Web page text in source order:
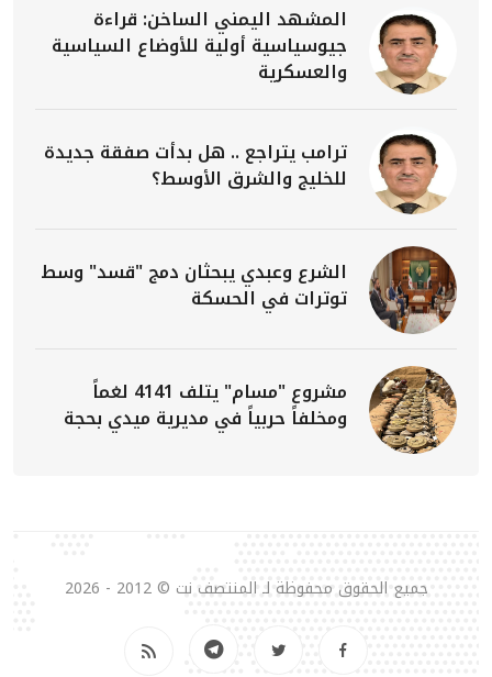
المشهد اليمني الساخن: قراءة
جيوسياسية أولية للأوضاع السياسية
والعسكرية
ترامب يتراجع .. هل بدأت صفقة جديدة
للخليج والشرق الأوسط؟
الشرع وعبدي يبحثان دمج "قسد" وسط
توترات في الحسكة
مشروع "مسام" يتلف 4141 لغماً
ومخلفاً حربياً في مديرية ميدي بحجة
جميع الحقوق محفوظة لـ المنتصف نت © 2012 - 2026